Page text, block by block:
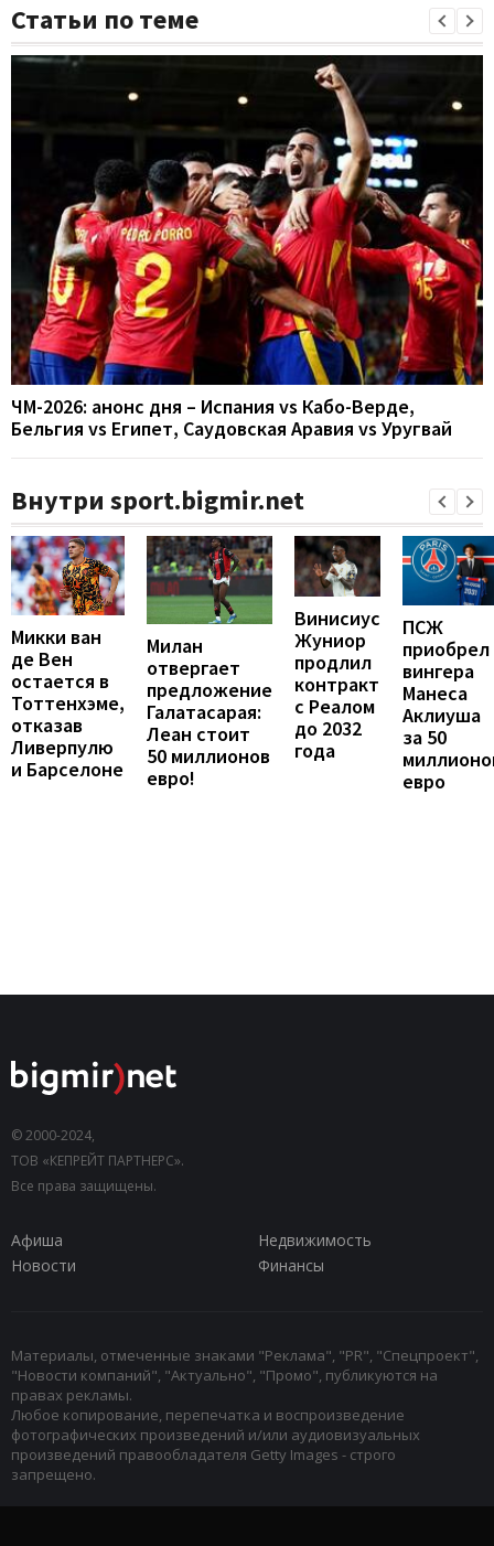
Статьи по теме
ЧМ-2026: анонс дня – Испания vs Кабо-Верде,
Бельгия vs Египет, Саудовская Аравия vs Уругвай
Внутри sport.bigmir.net
Микки ван
де Вен
остается в
Тоттенхэме,
отказав
Ливерпулю
и Барселоне
Милан
отвергает
предложение
Галатасарая:
Леан стоит
50 миллионов
евро!
Винисиус
Жуниор
продлил
контракт
с Реалом
до 2032
года
ПСЖ
приобрел
вингера
Манеса
Аклиуша
за 50
евро
© 2000-2024,
ТОВ «КЕПРЕЙТ ПАРТНЕРС».
Все права защищены.
Афиша
Недвижимость
Новости
Финансы
Материалы, отмеченные знаками "Реклама", "PR", "Спецпроект",
"Новости компаний", "Актуально", "Промо", публикуются на
правах рекламы.
Любое копирование, перепечатка и воспроизведение
фотографических произведений и/или аудиовизуальных
произведений правообладателя Getty Images - строго
запрещено.